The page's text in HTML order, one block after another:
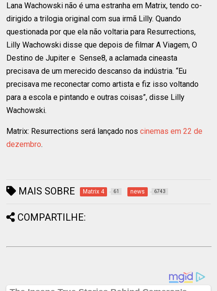
Lana Wachowski não é uma estranha em Matrix, tendo co-
dirigido a trilogia original com sua irmã Lilly. Quando
questionada por que ela não voltaria para Resurrections,
Lilly Wachowski disse que depois de filmar A Viagem, O
Destino de Jupiter e Sense8, a aclamada cineasta
precisava de um merecido descanso da indústria. “Eu
precisava me reconectar como artista e fiz isso voltando
para a escola e pintando e outras coisas”, disse Lilly
Wachowski.
Matrix: Resurrections será lançado noscinemas em 22 de
dezembro.
MAIS SOBRE Matrix 4 61 news 6743
COMPARTILHE: